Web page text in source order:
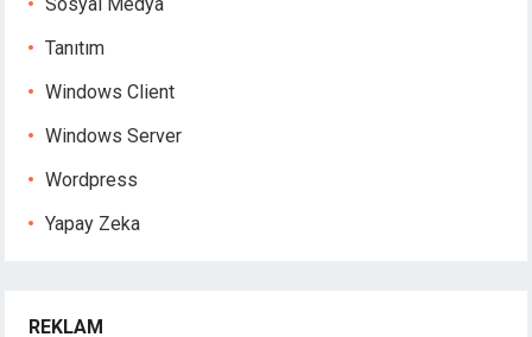
Sosyal Medya
Tanıtım
Windows Client
Windows Server
Wordpress
Yapay Zeka
REKLAM